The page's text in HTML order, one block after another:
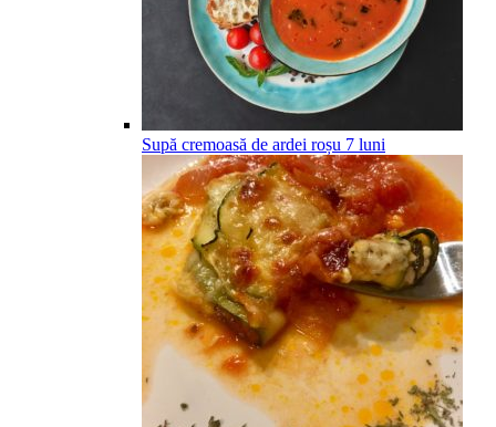
Supă cremoasă de ardei roșu 7 luni